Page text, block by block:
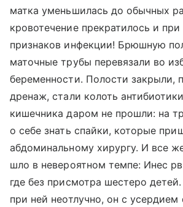
матка уменьшилась до обычных
кровотечение прекратилось и
признаков инфекции! Брюшную
маточные трубы перевязали во
беременности. Полости закрыли,
дренаж, стали колоть
кишечника даром не прошли: на
о себе знать спайки, которые
абдоминальному хирургу. И все
шло в невероятном темпе: Инес
где без присмотра шестеро
при ней неотлучно, он с усердием